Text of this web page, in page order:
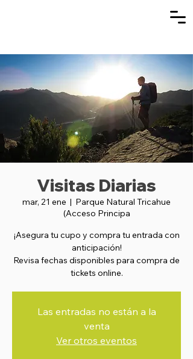
Visitas Diarias
mar, 21 ene
  |
Parque Natural Tricahue
(Acceso Principa
¡Asegura tu cupo y compra tu entrada con
anticipación!
Revisa fechas disponibles para compra de
tickets online.
Las entradas no están a la
venta
Ver otros eventos